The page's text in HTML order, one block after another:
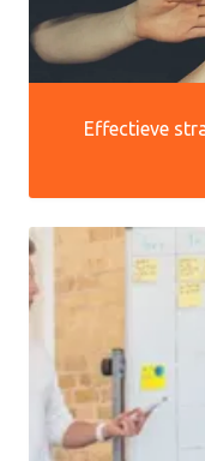
Effectieve